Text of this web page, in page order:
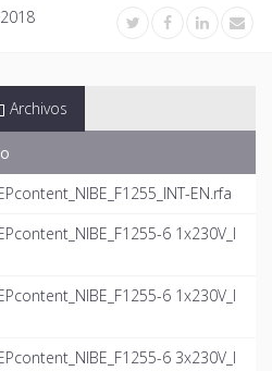
Archivos
EN.rfa
6 1x230V_I
6 1x230V_I
6 3x230V_I